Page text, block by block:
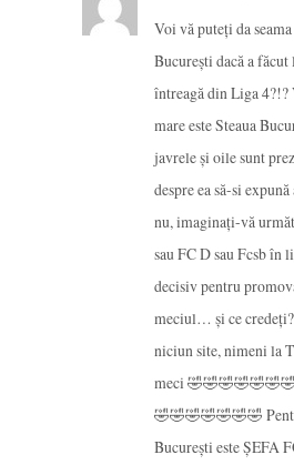
Voi vă puteți da
București dacă a
întreagă din Liga
mare este Steaua
javrele și oile sunt
despre ea să-si
nu, imaginați-vă
sau FC D sau Fcsb în
decisiv pentru
meciul… și ce
niciun site, nimeni la
meci
🤣🤣🤣🤣🤣🤣🤣
București este ȘEFA